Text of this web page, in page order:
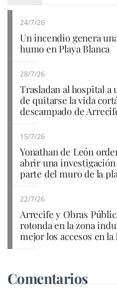
24/7/26
Un incendio genera
humo en Playa Blanca
28/7/26
Trasladan al hospital
de quitarse la vida
descampado de
15/7/26
Yonathan de León
abrir una
parte del muro de la
22/7/26
Arrecife y Obras
rotonda en la zona
mejor los accesos en la
Comentarios